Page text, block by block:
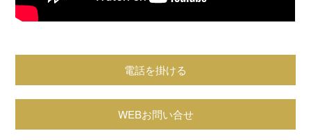
電話を掛ける
WEBお問い合せ